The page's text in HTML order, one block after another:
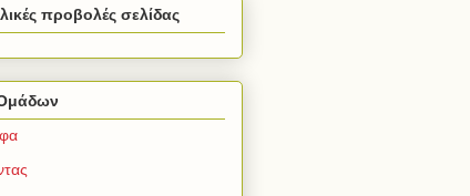
προβολές σελίδας